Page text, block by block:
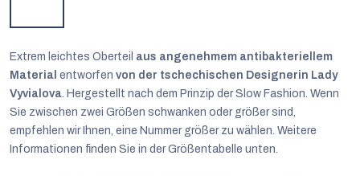
Extrem leichtes Oberteil aus angenehmem antibakteriellem
Material entworfen von der tschechischen Designerin Lady
Vyvialova. Hergestellt nach dem Prinzip der Slow Fashion. Wenn
Sie zwischen zwei Größen schwanken oder größer sind,
empfehlen wir Ihnen, eine Nummer größer zu wählen. Weitere
Informationen finden Sie in der Größentabelle unten.